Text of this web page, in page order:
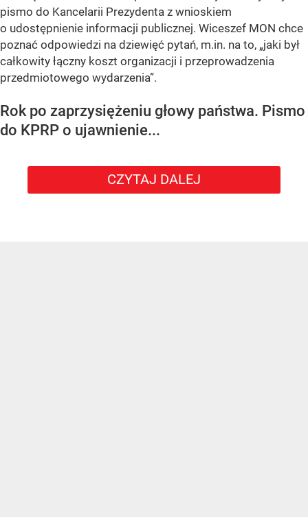
pismo do Kancelarii Prezydenta z wnioskiem
o udostępnienie informacji publicznej. Wiceszef MON chce
poznać odpowiedzi na dziewięć pytań, m.in. na to, „jaki był
całkowity łączny koszt organizacji i przeprowadzenia
przedmiotowego wydarzenia”.
Rok po zaprzysiężeniu głowy państwa. Pismo
do KPRP o ujawnienie...
CZYTAJ DALEJ